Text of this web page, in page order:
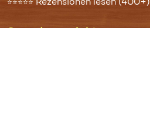
⭐⭐⭐⭐⭐ Rezensionen lesen (400+)